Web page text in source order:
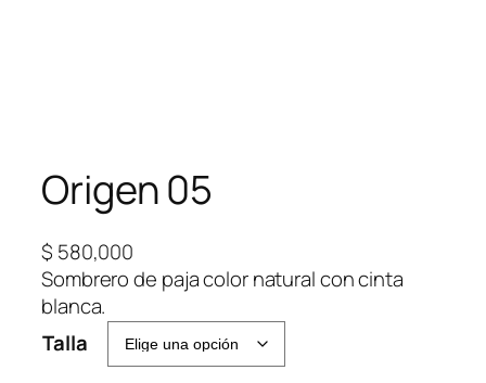
Origen 05
$ 580,000
Sombrero de paja color natural con cinta
blanca.
Talla